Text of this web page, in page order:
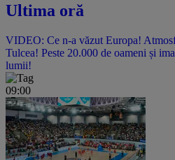
Ultima oră
VIDEO: Ce n-a văzut Europa!
Tulcea! Peste 20.000 de oameni și
lumii!
09:00